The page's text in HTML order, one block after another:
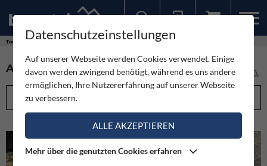
Touren
ALLE TOUREN IM ÜBERBLICK (5973)
FILTEROPTIONEN
Datenschutzeinstellungen
Auf unserer Webseite werden Cookies verwendet. Einige
davon werden zwingend benötigt, während es uns andere
ermöglichen, Ihre Nutzererfahrung auf unserer Webseite
zu verbessern.
ALLE AKZEPTIEREN
Mehr über die genutzten Cookies erfahren